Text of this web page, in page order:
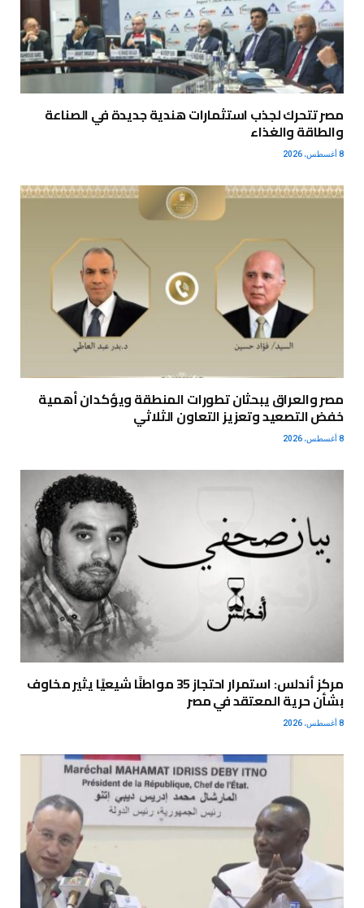
مصر تتحرك لجذب استثمارات هندية جديدة في الصناعة
والطاقة والغذاء
8 أغسطس، 2026
مصر والعراق يبحثان تطورات المنطقة ويؤكدان أهمية
خفض التصعيد وتعزيز التعاون الثلاثي
8 أغسطس، 2026
مركز أندلس: استمرار احتجاز 35 مواطنًا شيعيًا يثير مخاوف
بشأن حرية المعتقد في مصر
8 أغسطس، 2026